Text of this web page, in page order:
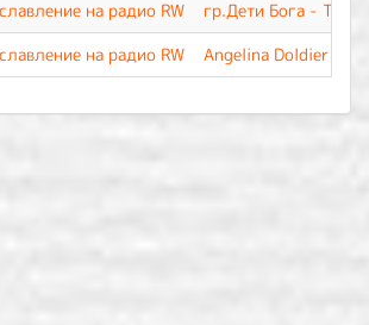
на радио RW
гр.Дети Бога - Тебе
на радио RW
Angelina Doldier -